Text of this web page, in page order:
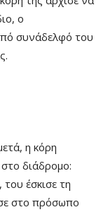
ο
συνάδελφό του
η κόρη
διάδρομο:
του έσκισε τη
στο πρόσωπο